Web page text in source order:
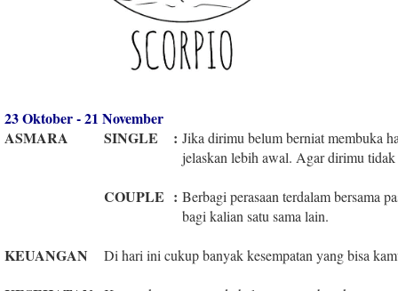
23 Oktober - 21 November
ASMARA
SINGLE : Jika dirimu belum berniat membuka
jelaskan lebih awal. Agar dirimu tidak
COUPLE : Berbagi perasaan terdalam bersama
bagi kalian satu sama lain.
KEUANGAN Di hari ini cukup banyak kesempatan yang bisa